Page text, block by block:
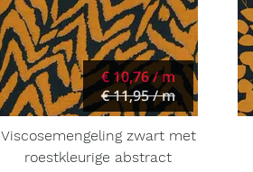
€ 10,76 / m
€ 11,95 / m
Viscosemengeling zwart met
roestkleurige abstract